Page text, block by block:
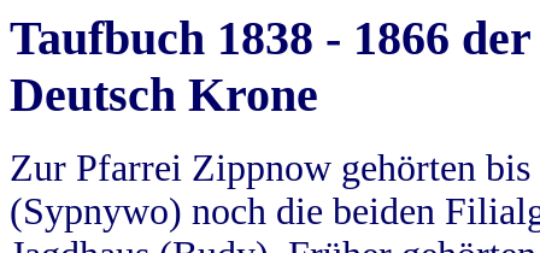
Taufbuch 1838 - 1866
Deutsch Krone
Zur Pfarrei Zippnow gehörten
(Sypnywo) noch die beiden